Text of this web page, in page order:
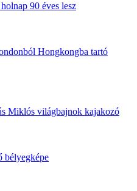
90 éves lesz
Hongkongba tartó
Miklós világbajnok kajakozó
bélyegképe